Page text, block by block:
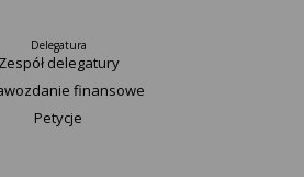
Delegatura
Zespół delegatury
finansowe
Petycje